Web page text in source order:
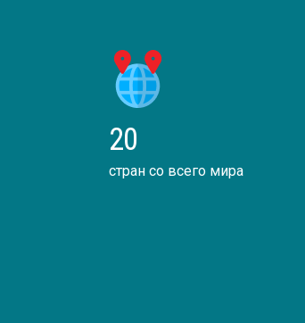
20
стран со всего мира